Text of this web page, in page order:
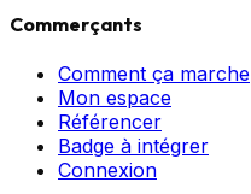
Commerçants
Comment ça marche
Mon espace
Référencer
Badge à intégrer
Connexion